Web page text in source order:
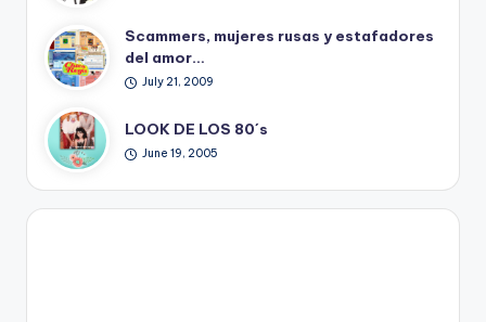
Scammers, mujeres rusas y estafadores
del amor…
July 21, 2009
LOOK DE LOS 80´s
June 19, 2005